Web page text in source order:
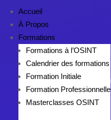
Accueil
À Propos
Formations
Formations à l’OSINT
Calendrier des formations
Formation Initiale
Formation Professionnelle
Masterclasses OSINT